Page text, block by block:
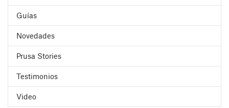
Guías
Novedades
Prusa Stories
Testimonios
Video